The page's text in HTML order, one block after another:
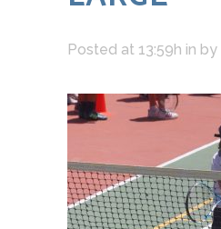
Posted at 13:59h in by